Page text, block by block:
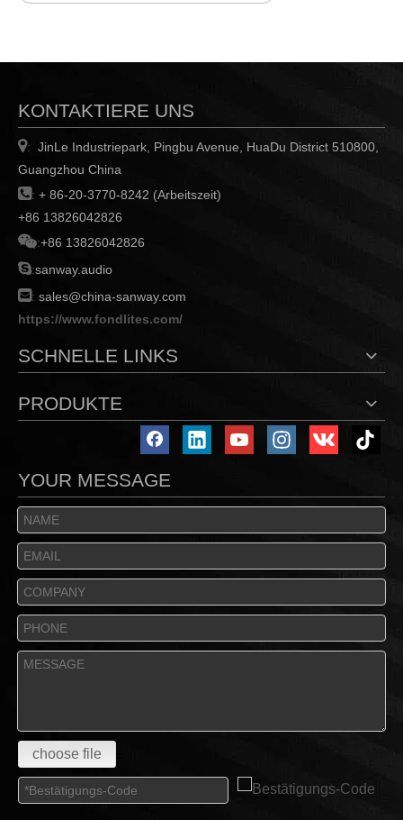
KONTAKTIERE UNS
:
JinLe Industriepark, Pingbu Avenue, HuaDu District 510800,
Guangzhou China
: + 86-20-3770-8242 (Arbeitszeit)
+86 13826042826
:+86 13826042826
:sanway.audio
: sales@china-sanway.com
https://www.fondlites.com/
SCHNELLE LINKS
PRODUKTE
YOUR MESSAGE
choose file